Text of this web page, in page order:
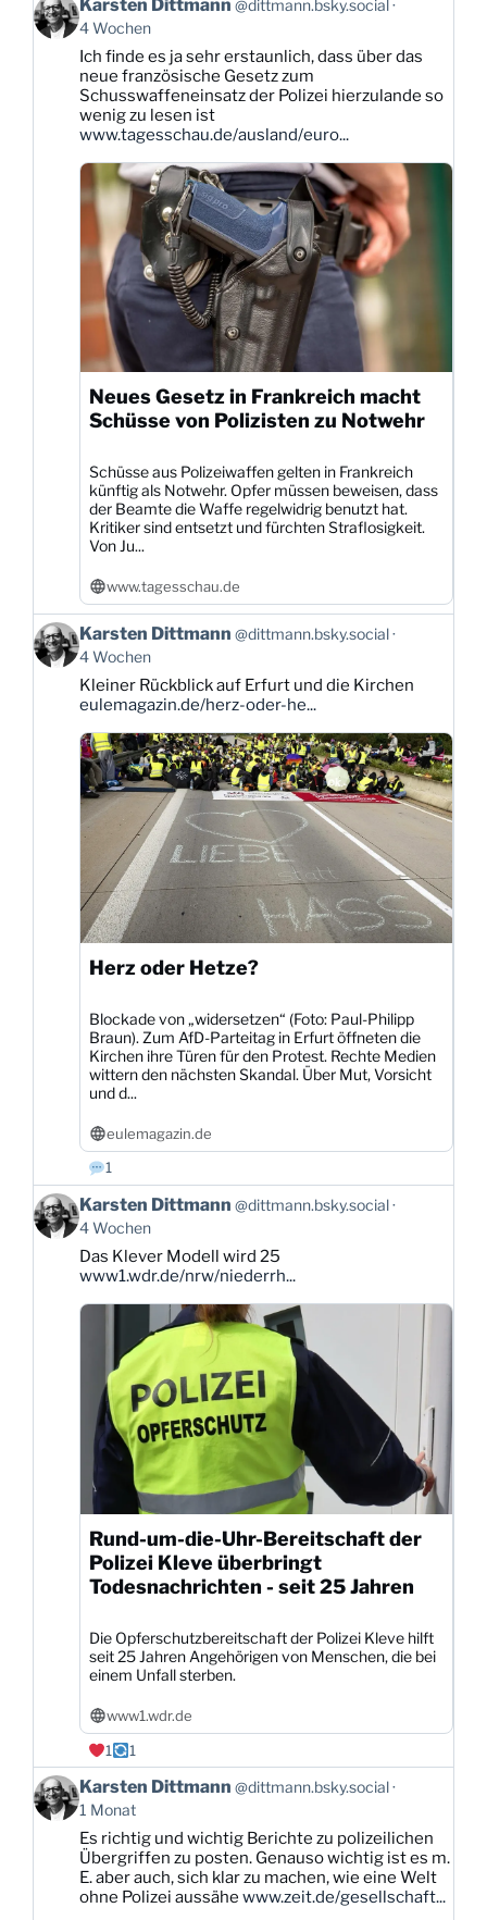
von
Karsten
Dittmann
Bluesky
ansehen
Karsten Dittmann @dittmann.bsky.social
4 Wochen
Ich finde es ja sehr erstaunlich, dass über das
neue französische Gesetz zum
Schusswaffeneinsatz der Polizei hierzulande so
wenig zu lesen ist
www.tagesschau.de/ausland/euro...
Neues Gesetz in Frankreich macht
Schüsse von Polizisten zu Notwehr
Schüsse aus Polizeiwaffen gelten in Frankreich
künftig als Notwehr. Opfer müssen beweisen, dass
der Beamte die Waffe regelwidrig benutzt hat.
Kritiker sind entsetzt und fürchten Straflosigkeit.
Von Ju...
www.tagesschau.de
Beitrag
von
Karsten
Dittmann
Bluesky
ansehen
Karsten Dittmann @dittmann.bsky.social
4 Wochen
Kleiner Rückblick auf Erfurt und die Kirchen
eulemagazin.de/herz-oder-he...
Herz oder Hetze?
Blockade von „widersetzen“ (Foto: Paul-Philipp
Braun). Zum AfD-Parteitag in Erfurt öffneten die
Kirchen ihre Türen für den Protest. Rechte Medien
wittern den nächsten Skandal. Über Mut, Vorsicht
und d...
eulemagazin.de
1
Beitrag
von
Karsten
Dittmann
Bluesky
Karsten Dittmann @dittmann.bsky.social
4 Wochen
Das Klever Modell wird 25
www1.wdr.de/nrw/niederrh...
Rund-um-die-Uhr-Bereitschaft der
Polizei Kleve überbringt
Todesnachrichten - seit 25 Jahren
Die Opferschutzbereitschaft der Polizei Kleve hilft
seit 25 Jahren Angehörigen von Menschen, die bei
einem Unfall sterben.
www1.wdr.de
1
1
Beitrag
von
Karsten
Dittmann
Bluesky
ansehen
Karsten Dittmann @dittmann.bsky.social
1 Monat
Es richtig und wichtig Berichte zu polizeilichen
Übergriffen zu posten. Genauso wichtig ist es m.
E. aber auch, sich klar zu machen, wie eine Welt
ohne Polizei aussähe www.zeit.de/gesellschaft...